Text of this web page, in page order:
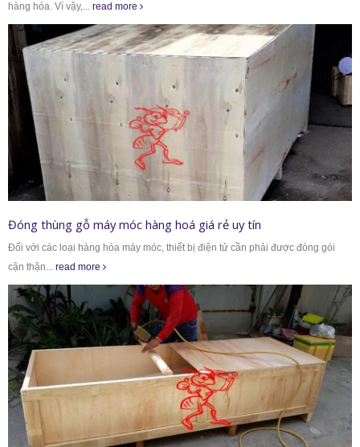
hàng hóa. Vì vậy,... read more
Đóng thùng gỗ máy móc hàng hoá giá rẻ uy tín
Đối với các loại hàng hóa máy móc, thiết bị điện tử cần phải được đóng gói
cận thận... read more